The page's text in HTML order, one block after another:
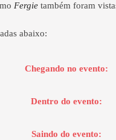
Fergie também foram
abaixo:
Chegando no evento:
Dentro do evento:
Saindo do evento: